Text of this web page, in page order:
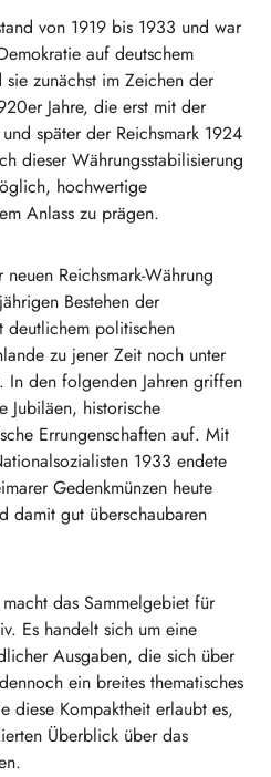
von 1919 bis 1933 und war
auf deutschem
zunächst im Zeichen der
Jahre, die erst mit der
später der Reichsmark 1924
dieser Währungsstabilisierung
hochwertige
Anlass zu prägen.
Reichsmark-Währung
Bestehen der
deutlichem politischen
zu jener Zeit noch unter
In den folgenden Jahren griffen
Jubiläen, historische
Errungenschaften auf. Mit
1933 endete
Gedenkmünzen heute
damit gut überschaubaren
das Sammelgebiet für
Es handelt sich um eine
Ausgaben, die sich über
ein breites thematisches
diese Kompaktheit erlaubt es,
Überblick über das